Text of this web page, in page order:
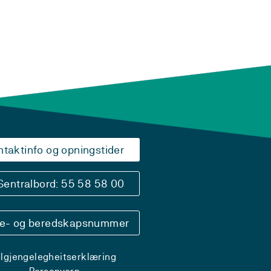
og opningstider
55 58 58 00
og beredskapsnummer